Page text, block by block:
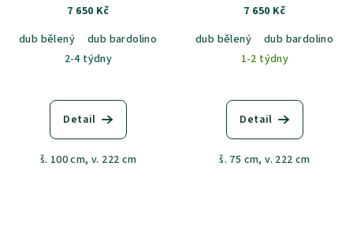
7 650 Kč
dub bělený
dub bardolino
dub artisan
2-4 týdny
Detail
š. 100 cm, v. 222 cm
7 650 Kč
dub bělený
dub bardolino
1-2 týdny
Detail
š. 75 cm, v. 222 cm